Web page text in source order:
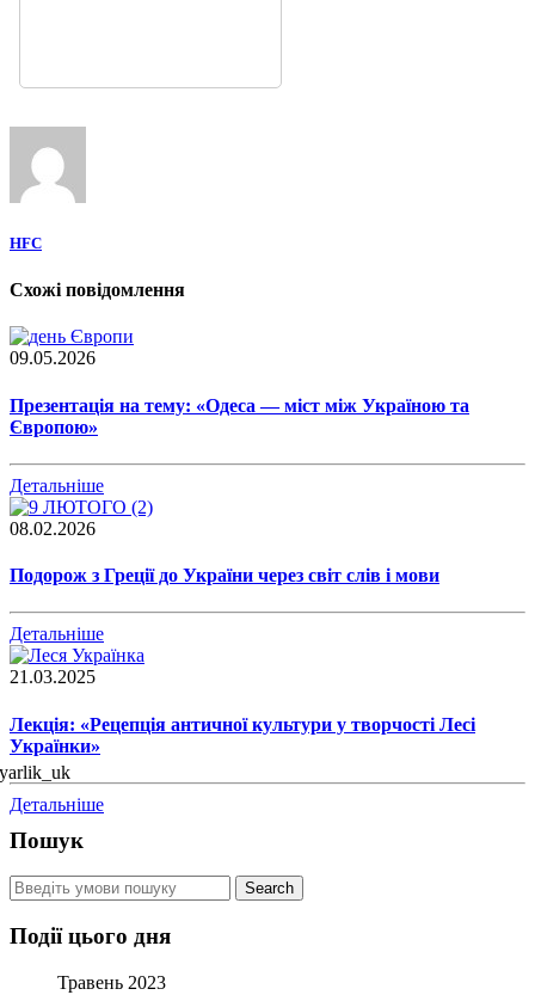
HFC
Схожі повідомлення
09.05.2026
Презентація на тему: «Одеса — міст між Україною та
Європою»
Детальніше
08.02.2026
Подорож з Греції до України через світ слів і мови
Детальніше
21.03.2025
Лекція: «Рецепція античної культури у творчості Лесі
Українки»
Детальніше
Пошук
Події цього дня
Травень 2023